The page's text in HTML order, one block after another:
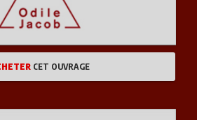
CET OUVRAGE